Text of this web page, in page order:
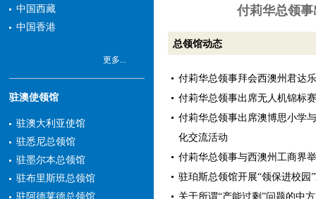
中国西藏
中国香港
更多...
驻澳使领馆
驻澳大利亚使馆
驻悉尼总领馆
驻墨尔本总领馆
驻布里斯班总领馆
驻阿德莱德总领馆
付莉华总领
总领馆动态
付莉华总领事拜会西澳州君达
付莉华总领事出席无人机锦标
付莉华总领事出席澳博思小学
化交流活动
付莉华总领事与西澳州工商界
驻珀斯总领馆开展“领保进校园
关于所谓“产能过剩”问题的中